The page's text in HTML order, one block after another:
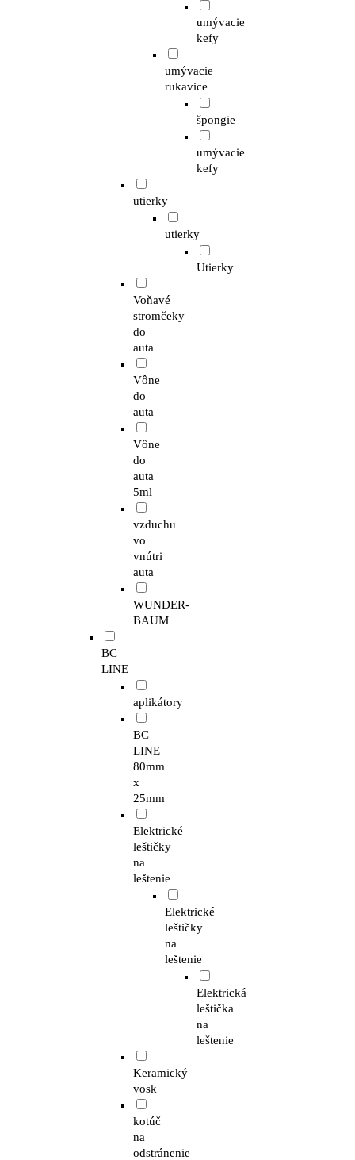
umývacie
kefy
umývacie
rukavice
špongie
umývacie
kefy
utierky
utierky
Utierky
Voňavé
stromčeky
do
auta
Vône
do
auta
Vône
do
auta
5ml
vzduchu
vo
vnútri
auta
WUNDER-
BAUM
BC
LINE
aplikátory
BC
LINE
80mm
x
25mm
Elektrické
leštičky
na
leštenie
Elektrické
leštičky
na
leštenie
Elektrická
leštička
na
leštenie
Keramický
vosk
kotúč
na
odstránenie